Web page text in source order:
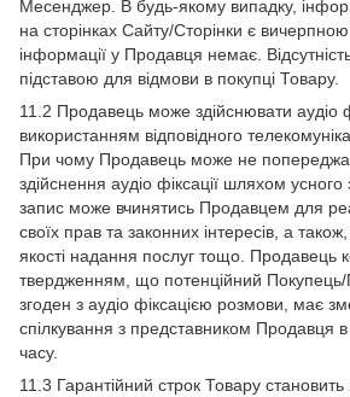
Месенджер. В будь-якому випадку,
на сторінках Сайту/Сторінки є вичерпною
інформації у Продавця немає.
підставою для відмови в покупці Товару.
11.2 Продавець може здійснювати аудіо
використанням відповідного
При чому Продавець може не
здійснення аудіо фіксації шляхом
запис може вчинятись Продавцем для
своїх прав та законних інтересів, а
якості надання послуг тощо. Продавець
твердженням, що потенційний
згоден з аудіо фіксацією розмови, має
спілкування з представником Продавця
часу.
11.3 Гарантійний строк Товару